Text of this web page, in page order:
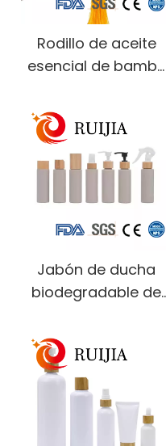
mano
Rodillo de aceite
esencial de bambú
2ml, 5ml, en botella,
reenvasado, botella
de Perfume vacía
Jabón de ducha
biodegradable de
250ml, crema,
acondicionador
para el cabello,
champú, loción,
bomba, botella de